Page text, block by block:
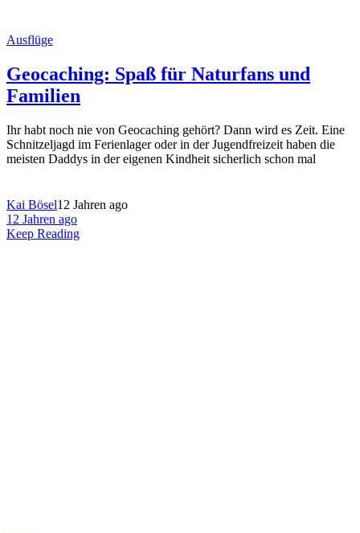
Ausflüge
Geocaching: Spaß für Naturfans und
Familien
Ihr habt noch nie von Geocaching gehört? Dann wird es Zeit. Eine
Schnitzeljagd im Ferienlager oder in der Jugendfreizeit haben die
meisten Daddys in der eigenen Kindheit sicherlich schon mal
Kai Bösel12 Jahren ago
12 Jahren ago
Keep Reading